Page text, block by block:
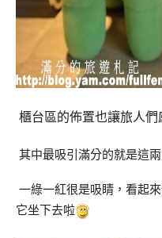
櫃台區的佈置也讓旅人們
其中最吸引滿分的就是這
一綠一紅很是吸睛，看起
它坐下去啦